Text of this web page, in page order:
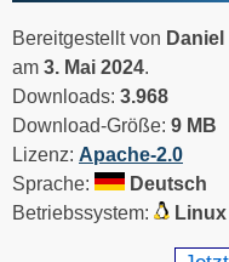
Bereitgestellt von Daniel
am 3. Mai 2024.
Downloads: 3.968
Download-Größe: 9 MB
Lizenz: Apache-2.0
Sprache:
Deutsch
Betriebssystem:
Linux